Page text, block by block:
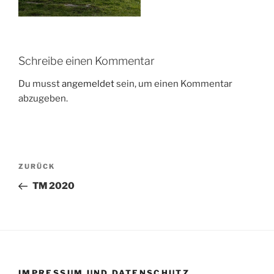
Schreibe einen Kommentar
Du musstangemeldetsein, um einen Kommentar
abzugeben.
Beitragsnavigation
Vorheriger
Beitrag
ZURÜCK
TM 2020